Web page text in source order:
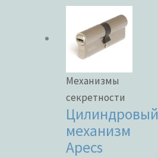
Механизмы
секретности
Цилиндровый
механизм
Apecs